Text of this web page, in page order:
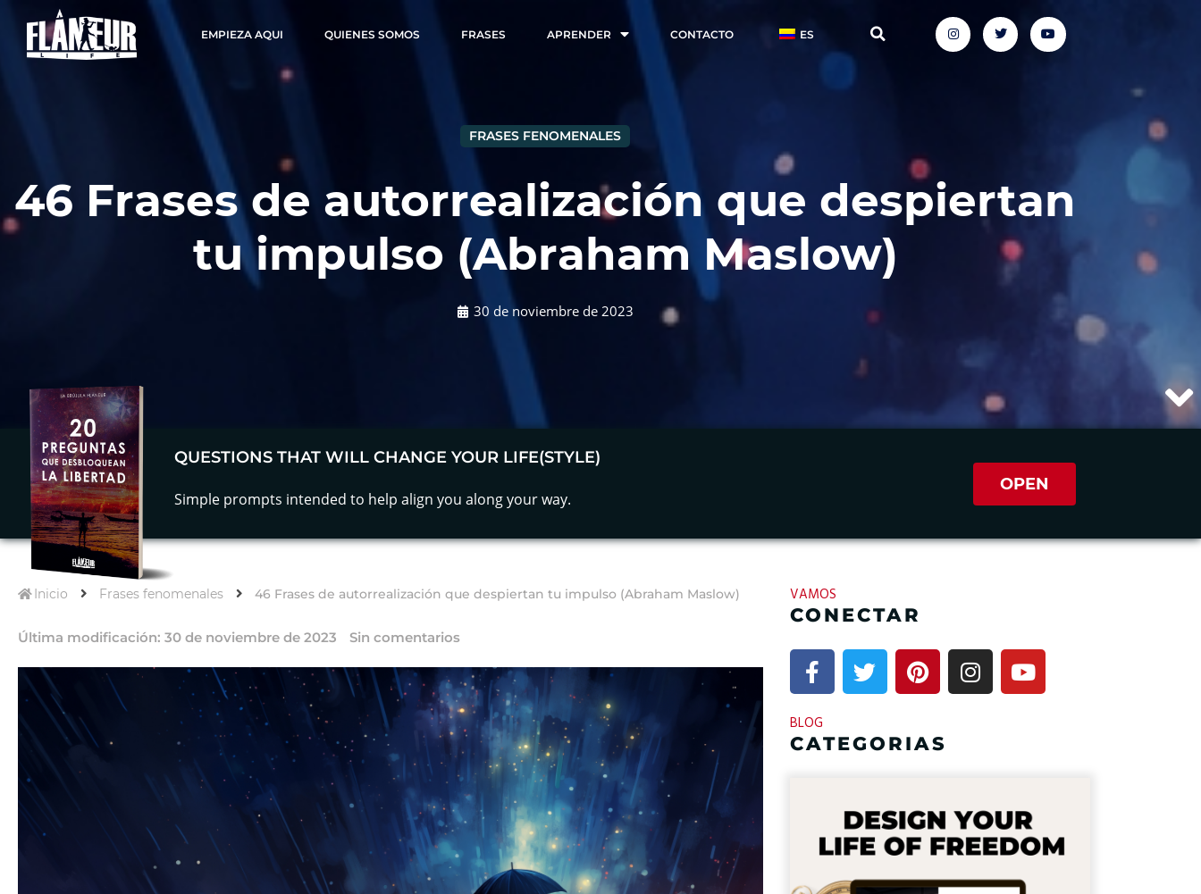
EMPIEZA AQUI QUIENES SOMOS FRASES APRENDER CONTACTO ES
FRASES FENOMENALES
46 Frases de autorrealización que despiertan
tu impulso (Abraham Maslow)
30 de noviembre de 2023
QUESTIONS THAT WILL CHANGE YOUR LIFE(STYLE)
Simple prompts intended to help align you along your way.
OPEN
Inicio Frases fenomenales 46 Frases de autorrealización que despiertan tu impulso (Abraham Maslow)
Última modificación: 30 de noviembre de 2023 Sin comentarios
VAMOS
CONECTAR
BLOG
CATEGORIAS